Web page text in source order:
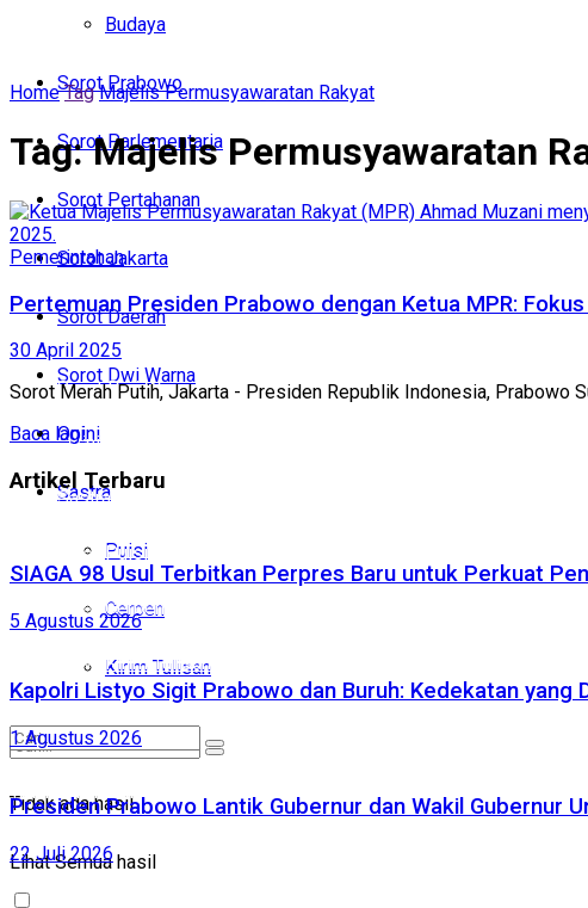
Budaya
Sorot Prabowo
Sorot Parlementaria
Sorot Pertahanan
Sorot Jakarta
Sorot Daerah
Sorot Dwi Warna
Opini
Sastra
Puisi
Cerpen
Kirim Tulisan
Tidak ada hasil
Lihat Semua hasil
Sorot Parlementaria
Sorot Pertahanan
Sorot Daerah
Sorot Dwi Warna
Opini
Sastra
Puisi
Cerpen
Kirim Tulisan
Tidak ada hasil
Lihat Semua hasil
Home Tag Majelis Permusyawaratan Rakyat
Tag:Majelis Permusyawaratan
Pemerintahan
Pertemuan Presiden Prabowo dengan Ketua MPR:
30 April 2025
Sorot Merah Putih, Jakarta - Presiden Republik Indonesia, Prabowo
Baca lagi
Artikel Terbaru
SIAGA 98 Usul Terbitkan Perpres Baru untuk Perkuat
5 Agustus 2026
Kapolri Listyo Sigit Prabowo dan Buruh: Kedekatan yang
1 Agustus 2026
Presiden Prabowo Lantik Gubernur dan Wakil Gubernur
22 Juli 2026